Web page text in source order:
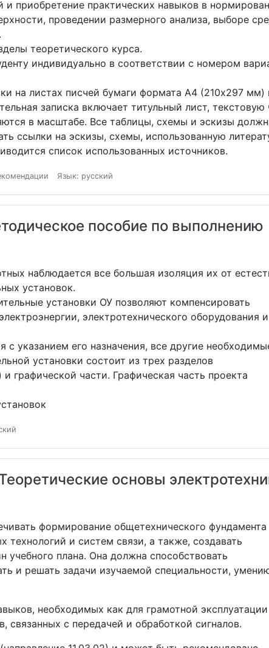
и приобретение практических навыков в
проведении размерного анализа, выборе
теоретического курса.
индивидуально в соответствии с номером
на листах писчей бумаги формата А4 (210x297 мм)
записка включает титульный лист, текстовую
в масштабе. Все таблицы, схемы и эскизы
ссылки на эскизы, схемы, использованную
список использованных источников.
Язык: русский
пособие по выполнению
наблюдается все большая изоляция их от
установок.
установки ОУ позволяют компенсировать
электротехнического оборудования и
указанием его назначения, все другие
установки состоит из трех разделов
графической части. Графическая часть проекта
основы
формирование общетехнического фундамента
и систем связи, а также, создавать
плана. Она должна способствовать
и решать задачи изучаемой специальности,
необходимых как для грамотной эксплуатации
с передачей и обработкой сигналов.